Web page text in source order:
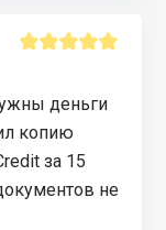
деньги
копию
за 15
не